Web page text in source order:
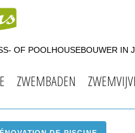
OF POOLHOUSEBOUWER IN
ZWEMBADEN